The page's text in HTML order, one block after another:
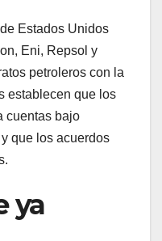
Estados Unidos
Eni, Repsol y
petroleros con la
establecen que los
cuentas bajo
que los acuerdos
ya